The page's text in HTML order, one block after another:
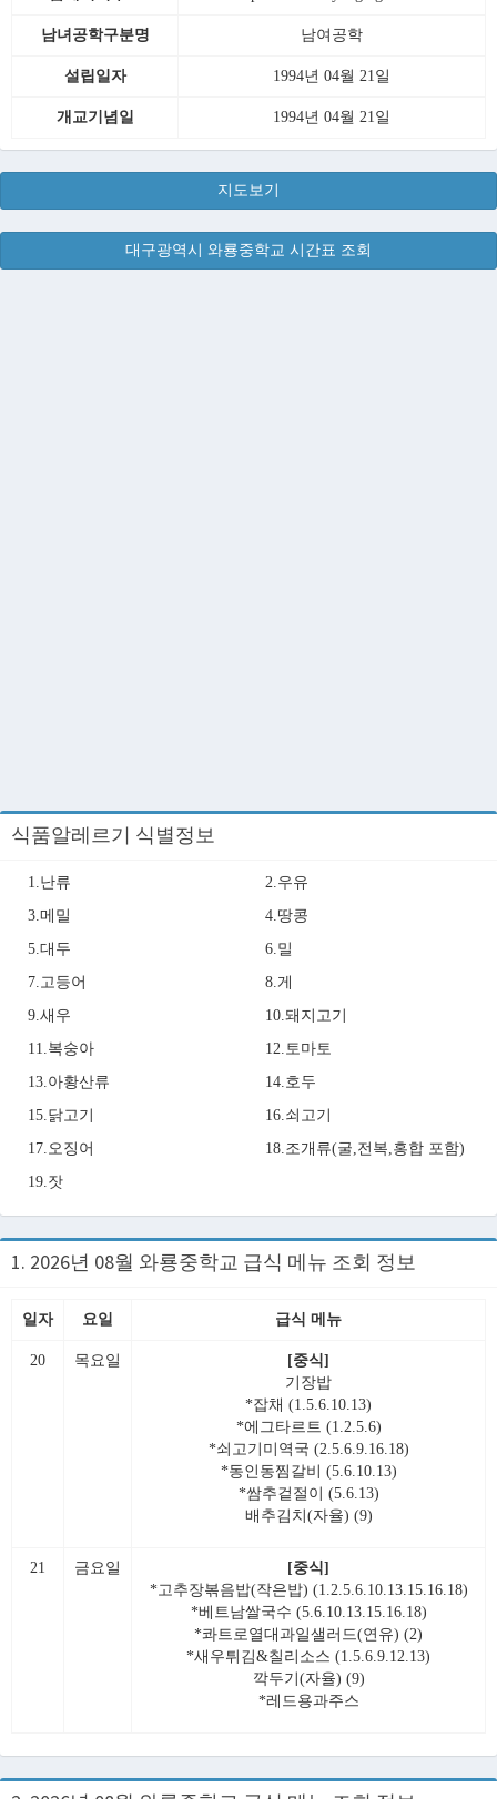
남녀공학구분명 남여공학
설립일자 1994년 04월 21일
개교기념일 1994년 04월 21일
지도보기
대구광역시 와룡중학교 시간표 조회
식품알레르기 식별정보
1.난류
2.우유
3.메밀
4.땅콩
5.대두
6.밀
7.고등어
8.게
9.새우
10.돼지고기
11.복숭아
12.토마토
13.아황산류
14.호두
15.닭고기
16.쇠고기
17.오징어
18.조개류(굴,전복,홍합 포함)
19.잣
1. 2026년 08월 와룡중학교 급식 메뉴 조회 정보
일자 요일 급식 메뉴
20 목요일
[중식]
기장밥
*잡채 (1.5.6.10.13)
*에그타르트 (1.2.5.6)
*쇠고기미역국 (2.5.6.9.16.18)
*동인동찜갈비 (5.6.10.13)
*쌈추겉절이 (5.6.13)
배추김치(자율) (9)
21 금요일
[중식]
*고추장볶음밥(작은밥) (1.2.5.6.10.13.15.16.18)
*베트남쌀국수 (5.6.10.13.15.16.18)
*콰트로열대과일샐러드(연유) (2)
*새우튀김&칠리소스 (1.5.6.9.12.13)
깍두기(자율) (9)
*레드용과주스